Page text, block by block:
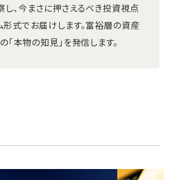
、今まさに押さえるべき投資視点
形式でお届けします。富裕層の資産
「本物の知見」を発信します。